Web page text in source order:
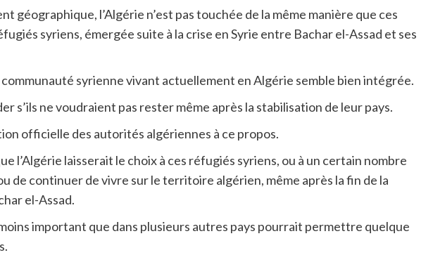
géographique, l’Algérie n’est pas touchée de la même manière que ces
syriens, émergée suite à la crise en Syrie entre Bachar el-Assad et ses
syrienne vivant actuellement en Algérie semble bien intégrée.
s’ils ne voudraient pas rester même après la stabilisation de leur pays.
officielle des autorités algériennes à ce propos.
l’Algérie laisserait le choix à ces réfugiés syriens, ou à un certain nombre
de continuer de vivre sur le territoire algérien, même après la fin de la
el-Assad.
important que dans plusieurs autres pays pourrait permettre quelque